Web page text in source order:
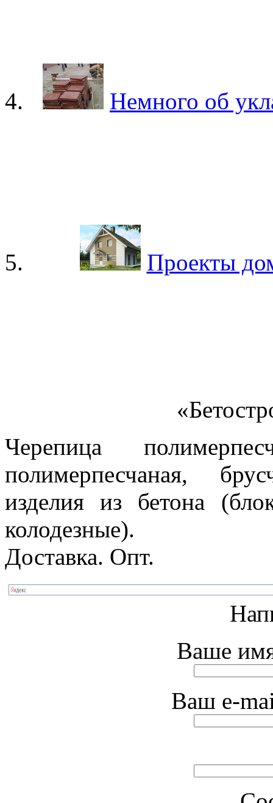
Немного об
Проекты
Черепица
полимерпесчаная,
изделия из бетона
колодезные).
Доставка. Опт.
Ваше
Ваш e-